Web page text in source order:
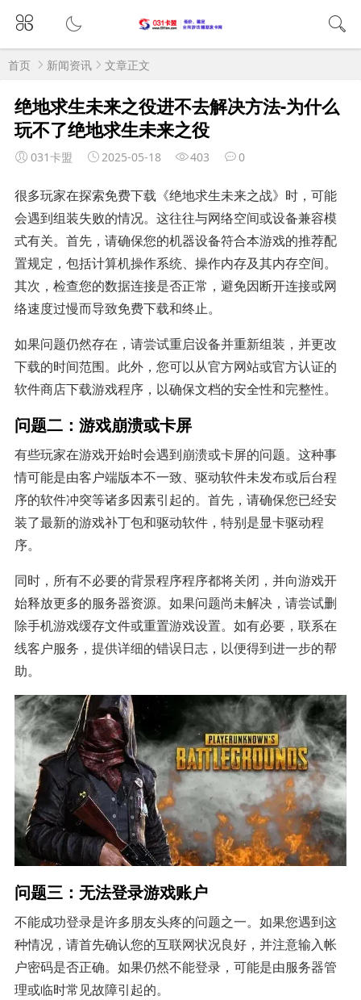
首页 新闻资讯 文章正文
绝地求生未来之役进不去解决方法-为什么
玩不了绝地求生未来之役
031卡盟 2025-05-18 403 0
很多玩家在探索免费下载《绝地求生未来之战》时，可能
会遇到组装失败的情况。这往往与网络空间或设备兼容模
式有关。首先，请确保您的机器设备符合本游戏的推荐配
置规定，包括计算机操作系统、操作内存及其内存空间。
其次，检查您的数据连接是否正常，避免因断开连接或网
络速度过慢而导致免费下载和终止。
如果问题仍然存在，请尝试重启设备并重新组装，并更改
下载的时间范围。此外，您可以从官方网站或官方认证的
软件商店下载游戏程序，以确保文档的安全性和完整性。
问题二：游戏崩溃或卡屏
有些玩家在游戏开始时会遇到崩溃或卡屏的问题。这种事
情可能是由客户端版本不一致、驱动软件未发布或后台程
序的软件冲突等诸多因素引起的。首先，请确保您已经安
装了最新的游戏补丁包和驱动软件，特别是显卡驱动程
序。
同时，所有不必要的背景程序程序都将关闭，并向游戏开
始释放更多的服务器资源。如果问题尚未解决，请尝试删
除手机游戏缓存文件或重置游戏设置。如有必要，联系在
线客户服务，提供详细的错误日志，以便得到进一步的帮
助。
问题三：无法登录游戏账户
不能成功登录是许多朋友头疼的问题之一。如果您遇到这
种情况，请首先确认您的互联网状况良好，并注意输入帐
户密码是否正确。如果仍然不能登录，可能是由服务器管
理或临时常见故障引起的。